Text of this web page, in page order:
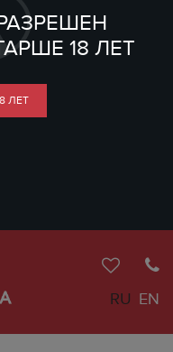
18 ЛЕТ
ЛЕТ
RU EN